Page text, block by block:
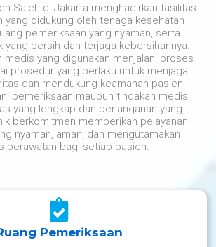
Saleh di Jakarta menghadirkan fasilitas
yang didukung oleh tenaga kesehatan
pemeriksaan yang nyaman, serta
yang bersih dan terjaga kebersihannya.
medis yang digunakan menjalani proses
prosedur yang berlaku untuk menjaga
dan mendukung keamanan pasien
pemeriksaan maupun tindakan medis.
yang lengkap dan penanganan yang
berkomitmen memberikan pelayanan
nyaman, aman, dan mengutamakan
perawatan bagi setiap pasien.
Pemeriksaan